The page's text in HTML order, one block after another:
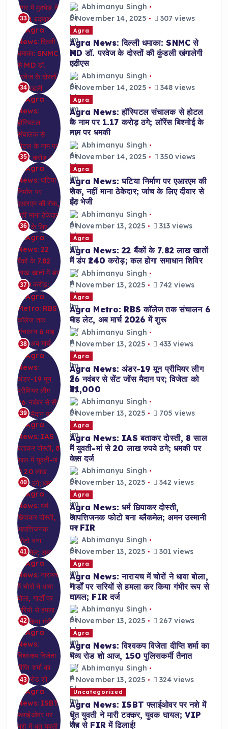
33
Abhimanyu Singh
November 14, 2025
307 views
34
Agra
Agra News: दिल्ली धमाका: SNMC से
MD डॉ. परवेज के दोस्तों की कुंडली खंगालेगी
एटीएस
Abhimanyu Singh
November 14, 2025
348 views
35
Agra
Agra News: हॉस्पिटल संचालक से होटल
के नाम पर 1.17 करोड़ ठगे; लॉरेंस बिश्नोई के
नाम पर धमकी
Abhimanyu Singh
November 14, 2025
350 views
36
Agra
Agra News: घटिया निर्माण पर एआरएम की
रोक, नहीं माना ठेकेदार; जांच के लिए दीवार से
ईंट भेजी
Abhimanyu Singh
November 13, 2025
313 views
37
Agra
Agra News: 22 बैंकों के 7.82 लाख खातों
में डंप ₹240 करोड़; कल होगा समाधान शिविर
Abhimanyu Singh
November 13, 2025
742 views
38
Agra
Agra Metro: RBS कॉलेज तक संचालन 6
माह लेट, अब मार्च 2026 में शुरू
Abhimanyu Singh
November 13, 2025
433 views
39
Agra
Agra News: अंडर-19 मून प्रीमियर लीग
26 नवंबर से सेंट जोंस मैदान पर; विजेता को
₹31,000
Abhimanyu Singh
November 13, 2025
705 views
40
Agra
Agra News: IAS बताकर दोस्ती, 8 साल
में युवती-मां से 20 लाख रुपये ठगे; धमकी पर
केस दर्ज
Abhimanyu Singh
November 13, 2025
342 views
41
Agra
Agra News: धर्म छिपाकर दोस्ती,
आपत्तिजनक फोटो बना ब्लैकमेल; अमन उस्मानी
पर FIR
Abhimanyu Singh
November 13, 2025
301 views
42
Agra
Agra News: नारायच में चोरों ने धावा बोला,
गार्डों पर सरियों से हमला कर किया गंभीर रूप से
घायल; FIR दर्ज
Abhimanyu Singh
November 13, 2025
267 views
43
Agra
Agra News: विश्वकप विजेता दीप्ति शर्मा का
भव्य रोड शो आज, 150 पुलिसकर्मी तैनात
Abhimanyu Singh
November 13, 2025
324 views
Uncategorized
Agra News: ISBT फ्लाईओवर पर नशे में
धुत युवती ने मारी टक्कर, युवक घायल; VIP
रौब से FIR में ढिलाई!